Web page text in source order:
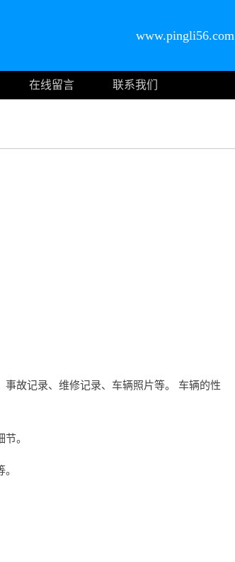
www.pingli56.com
在线留言
联系我们
故记录、维修记录、车辆照片等。 车辆的性
。